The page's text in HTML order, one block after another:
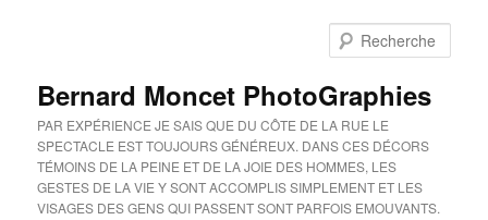
Bernard Moncet PhotoGraphies
PAR EXPÉRIENCE JE SAIS QUE DU CÔTE DE LA RUE LE
SPECTACLE EST TOUJOURS GÉNÉREUX. DANS CES DÉCORS
TÉMOINS DE LA PEINE ET DE LA JOIE DES HOMMES, LES
GESTES DE LA VIE Y SONT ACCOMPLIS SIMPLEMENT ET LES
VISAGES DES GENS QUI PASSENT SONT PARFOIS EMOUVANTS.